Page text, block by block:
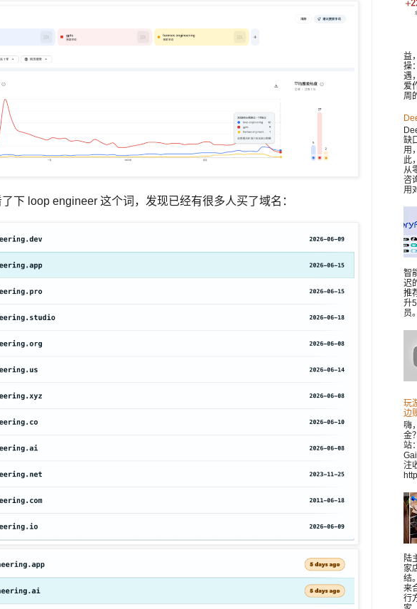
下 loop engineer 这个词，发现已经有很多人买了域名：
益
操
遇
爱
周
缺
用
此
从
咨
用
智
迟
推
升
员
玩
边
嗨
金
站
注
陆
家
结
来
行